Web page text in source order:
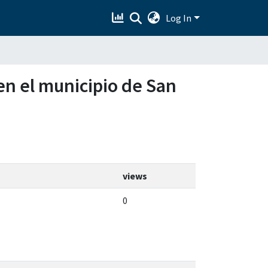
Log In
el municipio de San
views
0